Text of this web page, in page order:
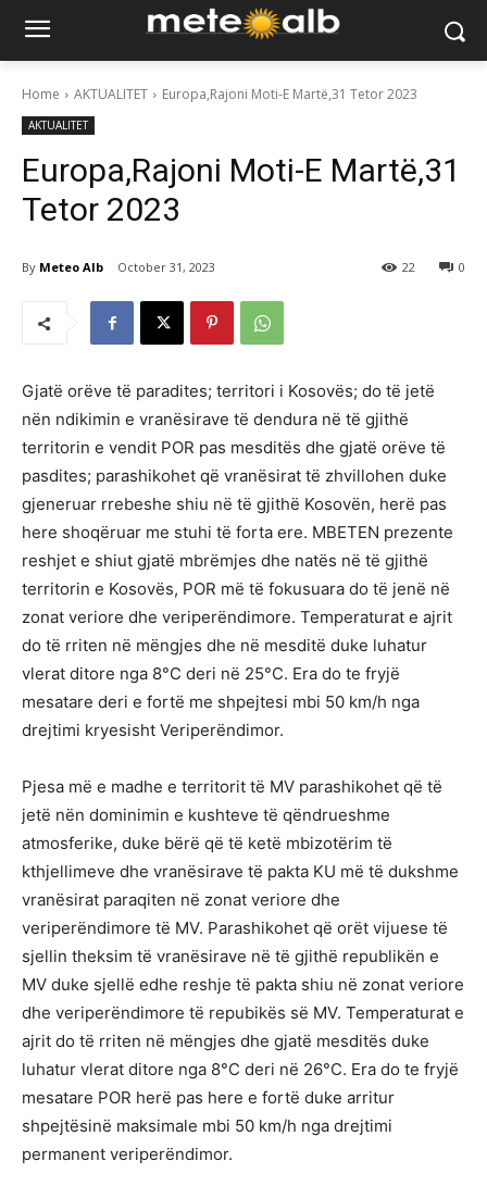
Home AKTUALITET Europa,Rajoni Moti-E Martë,31 Tetor 2023
AKTUALITET
Europa,Rajoni Moti-E Martë,31
Tetor 2023
By Meteo Alb October 31, 2023 0
22
Gjatë orëve të paradites; territori i Kosovës; do të jetë
nën ndikimin e vranësirave të dendura në të gjithë
territorin e vendit POR pas mesditës dhe gjatë orëve të
pasdites; parashikohet që vranësirat të zhvillohen duke
gjeneruar rrebeshe shiu në të gjithë Kosovën, herë pas
here shoqëruar me stuhi të forta ere. MBETEN prezente
reshjet e shiut gjatë mbrëmjes dhe natës në të gjithë
territorin e Kosovës, POR më të fokusuara do të jenë në
zonat veriore dhe veriperëndimore. Temperaturat e ajrit
do të rriten në mëngjes dhe në mesditë duke luhatur
vlerat ditore nga 8°C deri në 25°C. Era do te fryjë
mesatare deri e fortë me shpejtesi mbi 50 km/h nga
drejtimi kryesisht Veriperëndimor.
Pjesa më e madhe e territorit të MV parashikohet që të
jetë nën dominimin e kushteve të qëndrueshme
atmosferike, duke bërë që të ketë mbizotërim të
kthjellimeve dhe vranësirave të pakta KU më të dukshme
vranësirat paraqiten në zonat veriore dhe
veriperëndimore të MV. Parashikohet që orët vijuese të
sjellin theksim të vranësirave në të gjithë republikën e
MV duke sjellë edhe reshje të pakta shiu në zonat veriore
dhe veriperëndimore të repubikës së MV. Temperaturat e
ajrit do të rriten në mëngjes dhe gjatë mesditës duke
luhatur vlerat ditore nga 8°C deri në 26°C. Era do te fryjë
mesatare POR herë pas here e fortë duke arritur
shpejtësinë maksimale mbi 50 km/h nga drejtimi
permanent veriperëndimor.